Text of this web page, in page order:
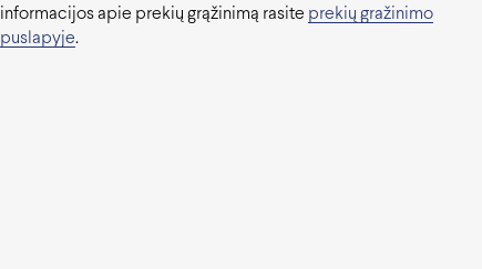
informacijos apie prekių grąžinimą rasite prekių gražinimo
puslapyje.